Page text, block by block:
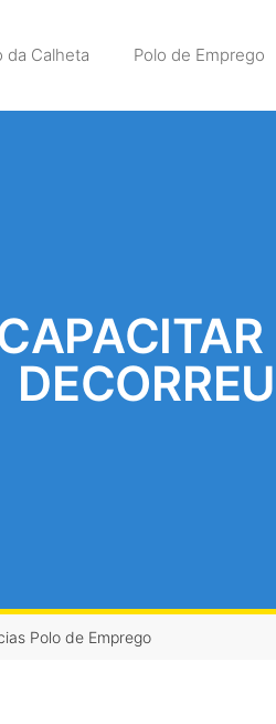
da Calheta Polo de Emprego
Polo de Emprego